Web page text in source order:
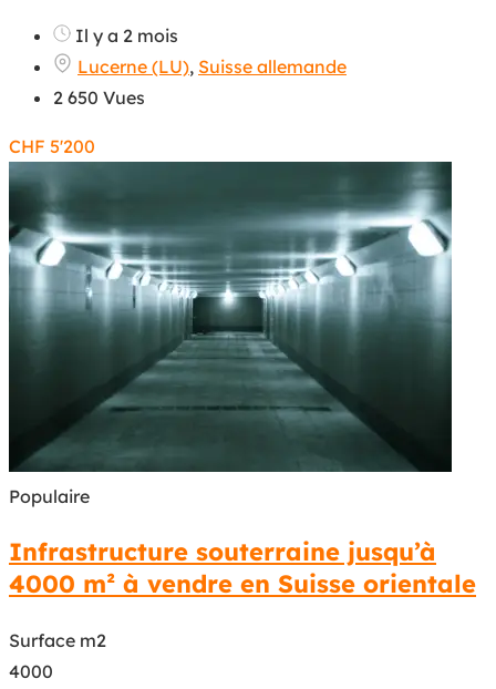
Il y a 2 mois
Lucerne (LU), Suisse allemande
2 650 Vues
CHF 5'200
Populaire
Infrastructure souterraine jusqu’à
4000 m² à vendre en Suisse orientale
Surface m2
4000